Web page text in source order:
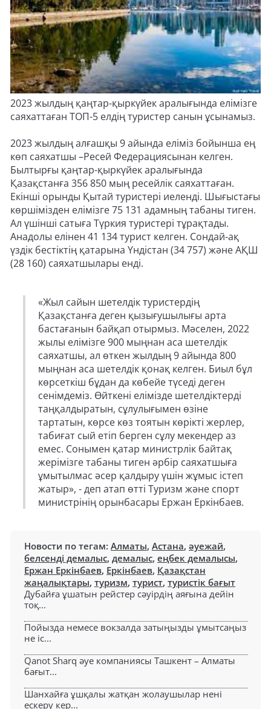
2023 жылдың қаңтар-қыркүйек аралығында елімізге
саяхаттаған ТОП-5 елдің туристер санын ұсынамыз.
2023 жылдың алғашқы 9 айында еліміз бойынша ең
көп саяхатшы –Ресей Федерациясынан келген.
Былтырғы қаңтар-қыркүйек аралығында
Қазақстанға 356 850 мың ресейлік саяхаттаған.
Екінші орынды Қытай туристері иеленді. Шығыстағы
көршімізден елімізге 75 131 адамның табаны тиген.
Ал үшінші сатыға Түркия туристері тұрақтады.
Анадолы елінен 41 134 турист келген. Сондай-ақ
үздік бестіктің қатарына Үндістан (34 757) және АҚШ
(28 160) саяхатшылары енді.
«Жыл сайын шетелдік туристердің
Қазақстанға деген қызығушылығы арта
бастағанын байқап отырмыз. Мәселен, 2022
жылы елімізге 900 мыңнан аса шетелдік
саяхатшы, ал өткен жылдың 9 айында 800
мыңнан аса шетелдік қонақ келген. Биыл бұл
көрсеткіш бұдан да көбейе түседі деген
сенімдеміз. Өйткені елімізде шетелдіктерді
таңқалдыратын, сұлулығымен өзіне
тартатын, көрсе көз тоятын көрікті жерлер,
табиғат сый етіп берген сұлу мекендер аз
емес. Сонымен қатар министрлік байтақ
жерімізге табаны тиген әрбір саяхатшыға
ұмытылмас әсер қалдыру үшін жұмыс істеп
жатыр», - деп атап өтті Туризм және спорт
министрінің орынбасары Ержан Еркінбаев.
Новости по тегам: Алматы, Астана, әуежай,
белсенді демалыс, демалыс, еңбек демалысы,
Ержан Еркінбаев, Еркінбаев, Қазақстан
жаңалықтары, туризм, турист, туристік бағыт
Дубайға ұшатын рейстер сәуірдің аяғына дейін
тоқ...
Пойызда немесе вокзалда затыңызды ұмытсаңыз
не іс...
Qanot Sharq әуе компаниясы Ташкент – Алматы
бағыт...
Шанхайға ұшқалы жатқан жолаушылар нені
ескеру кер...